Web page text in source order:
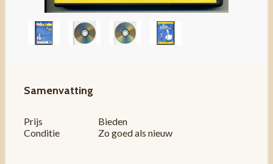
Samenvatting
Prijs
Bieden
Conditie
Zo goed als nieuw